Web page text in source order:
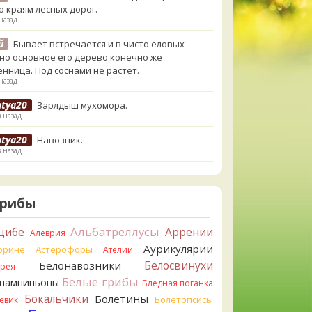
краям лесных дорог.
Бывает встречается и в чисто еловых
основное его дерево конечно же
Под соснами не растёт.
Зарлдыш мухомора.
назад
Навозник.
назад
Скорее всего он.
Что-то из рядовок. Цвета на фото вряд
Рядовка мыльная, судя по пластинкам.
сделали, что не взяли.
Подгруздок чёрный, или близкие виды
Алеврия Альбатреллусы Аррении
Астерофоры Ателии Аурикулярии
Белонавозники Белосвинухи
Белые грибы Бледная поганка
Бокальчики Болетины Болетопсисы